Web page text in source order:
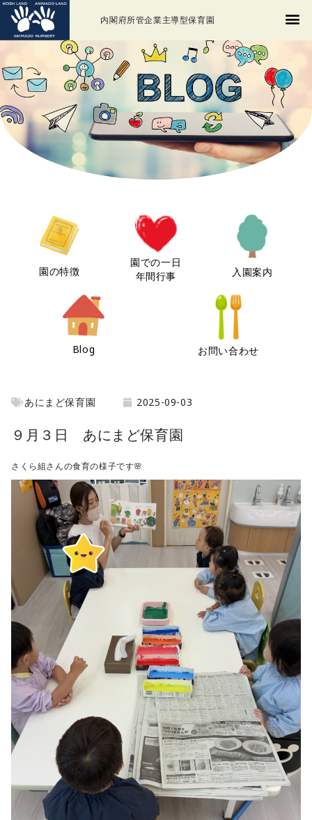
内閣府所管企業主導型保育園
園の特徴
園での一日
年間行事
入園案内
Blog お問い合わせ
あにまど保育園 2025-09-03
９月３日 あにまど保育園
さくら組さんの食育の様子です🌸